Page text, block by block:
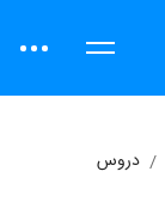
دروس